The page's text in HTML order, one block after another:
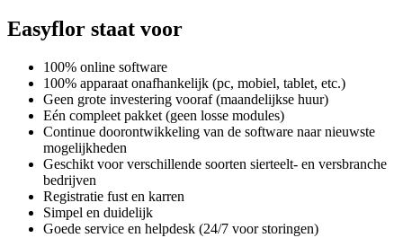
Easyflor staat voor
100% online software
100% apparaat onafhankelijk (pc, mobiel, tablet, etc.)
Geen grote investering vooraf (maandelijkse huur)
Eén compleet pakket (geen losse modules)
Continue doorontwikkeling van de software naar nieuwste
mogelijkheden
Geschikt voor verschillende soorten sierteelt- en versbranche
bedrijven
Registratie fust en karren
Simpel en duidelijk
Goede service en helpdesk (24/7 voor storingen)